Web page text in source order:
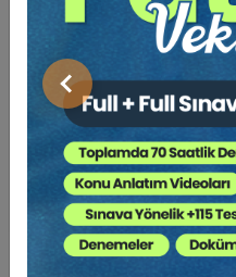
Önceki
Ülkemizde sendikalaşma
için %14,42 olarak
Türk işçi ile 1 milyon
nedeniyle bu orana dahil
sendikalaşma oranı çok
sendikalaşma oranı,
olumsuz bir göstergedir.